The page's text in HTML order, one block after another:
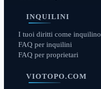
INQUILINI
I tuoi diritti come inquilino
FAQ per inquilini
FAQ per proprietari
VIOTOPO.COM